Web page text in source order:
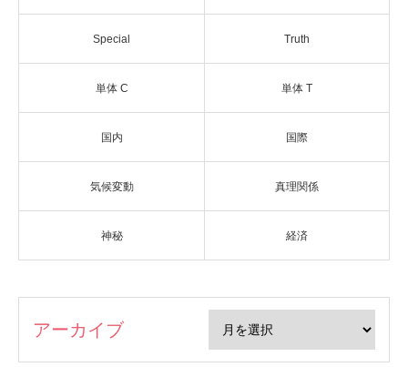
Special Truth
単体 C 単体 T
国内 国際
気候変動 真理関係
神秘 経済
アーカイブ